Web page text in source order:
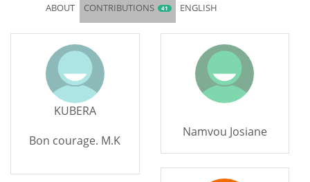
ABOUT CONTRIBUTIONS 41 ENGLISH
KUBERA
Bon courage. M.K
Namvou Josiane